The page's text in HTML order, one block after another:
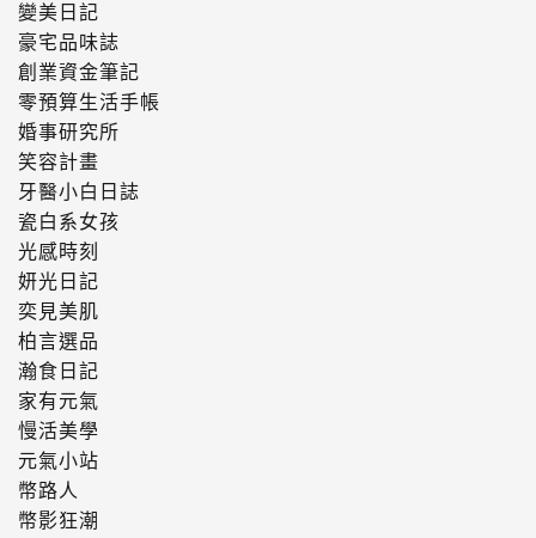
變美日記
豪宅品味誌
創業資金筆記
零預算生活手帳
婚事研究所
笑容計畫
牙醫小白日誌
瓷白系女孩
光感時刻
妍光日記
奕見美肌
柏言選品
瀚食日記
家有元氣
慢活美學
元氣小站
幣路人
幣影狂潮